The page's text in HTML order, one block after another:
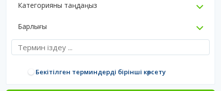
Категорияны таңдаңыз
Барлығы
Бекітілген терминдерді бірінші көрсету